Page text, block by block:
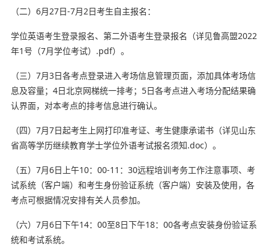
（二）6月27日-7月2日考生自主报名：
学位英语考生登录报名、第二外语考生登录报名（详见鲁高盟2022
年1号（7月学位考试）.pdf）。
（三）7月3日各考点登录进入考场信息管理页面，添加具体考场信
息及容量；4日北京网梯统一排考；5日各考点进入考场分配结果确
认界面，对本考点的排考信息进行确认。
（四）7月7日起考生上网打印准考证、考生健康承诺书（详见山东
省高等学历继续教育学士学位外语考试报名须知.doc）。
（五）7月6日上午10：00-11：30远程培训考务工作注意事项、考
试系统（客户端）和考生身份验证系统（客户端）安装及使用，各
考点可根据情况安排有关人员参加。
（六）7月6日下午14：00至8日下午18：00各考点安装身份验证系
统和考试系统。